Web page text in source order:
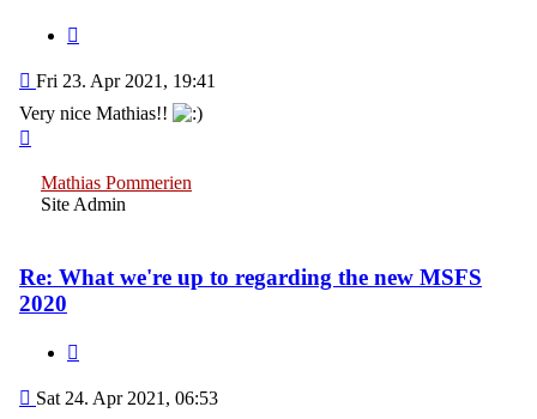
Post
Fri 23. Apr 2021, 19:41
Very nice Mathias!!
Mathias Pommerien
Site Admin
Re: What we're up to regarding the new MSFS
2020
Post
Sat 24. Apr 2021, 06:53